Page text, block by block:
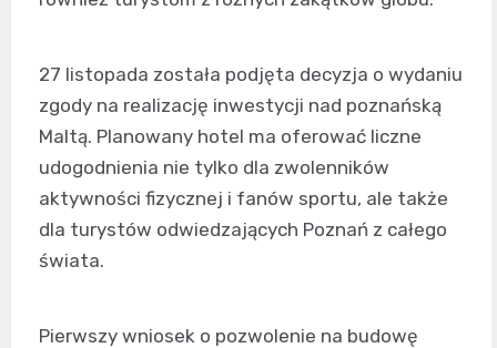
27 listopada została podjęta decyzja o wydaniu
zgody na realizację inwestycji nad poznańską
Maltą. Planowany hotel ma oferować liczne
udogodnienia nie tylko dla zwolenników
aktywności fizycznej i fanów sportu, ale także
dla turystów odwiedzających Poznań z całego
świata.
Pierwszy wniosek o pozwolenie na budowę